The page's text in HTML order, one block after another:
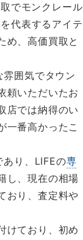
でモンクレール
代表するアイテ
め、高価買取と
囲気でタウン
頼いただいたお
店では納得のい
一番高かったこ
り、LIFEの専
し、現在の相場
おり、査定料や
けており、初め